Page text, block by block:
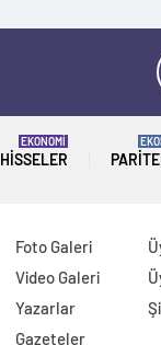
HISSELER
EKONOMİ
Foto Galeri
Video Galeri
Yazarlar
Gazeteler